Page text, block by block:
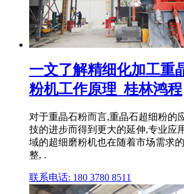
一文了解精细化加工重
粉机工作原理_桂林鸿程
对于重晶石粉而言,重晶石超细粉的
技的进步而得到更大的延伸,专业应
域的超细磨粉机也在随着市场需求
整, .
联系电话: 180 3780 8511